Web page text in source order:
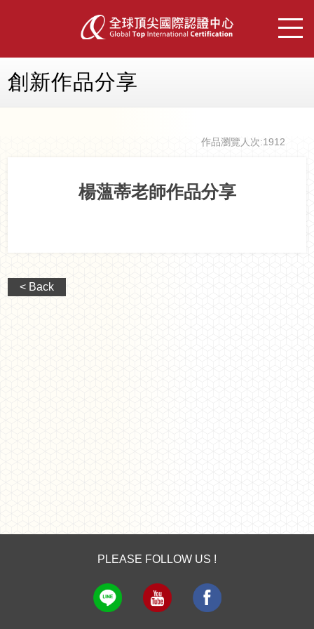
創新作品分享
作品瀏覽人次:1912
楊薀蒂老師作品分享
< Back
PLEASE FOLLOW US !